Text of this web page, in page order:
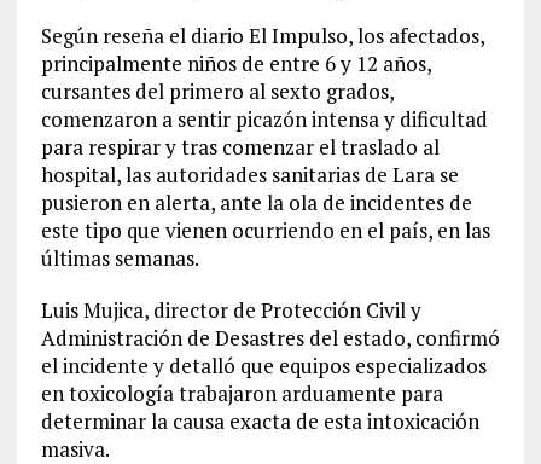
Según reseña el diario El Impulso, los afectados,
principalmente niños de entre 6 y 12 años,
cursantes del primero al sexto grados,
comenzaron a sentir picazón intensa y dificultad
para respirar y tras comenzar el traslado al
hospital, las autoridades sanitarias de Lara se
pusieron en alerta, ante la ola de incidentes de
este tipo que vienen ocurriendo en el país, en las
últimas semanas.
Luis Mujica, director de Protección Civil y
Administración de Desastres del estado, confirmó
el incidente y detalló que equipos especializados
en toxicología trabajaron arduamente para
determinar la causa exacta de esta intoxicación
masiva.